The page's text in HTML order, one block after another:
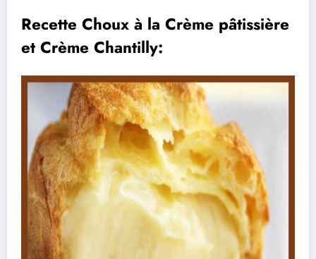
Recette Choux à la Crème pâtissière
et Crème Chantilly: